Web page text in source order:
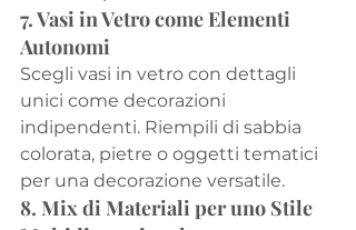
7. Vasi in Vetro come Elementi
Autonomi
Scegli vasi in vetro con dettagli
unici come decorazioni
indipendenti. Riempili di sabbia
colorata, pietre o oggetti tematici
per una decorazione versatile.
8. Mix di Materiali per uno Stile